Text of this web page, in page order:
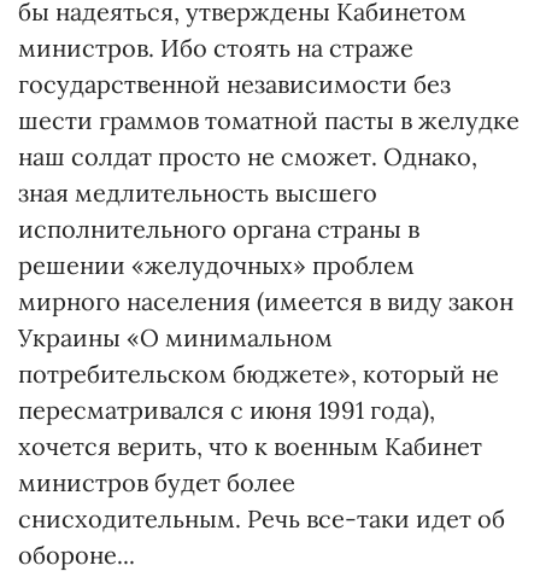
бы надеяться, утверждены Кабинетом
министров. Ибо стоять на страже
государственной независимости без
шести граммов томатной пасты в желудке
наш солдат просто не сможет. Однако,
зная медлительность высшего
исполнительного органа страны в
решении «желудочных» проблем
мирного населения (имеется в виду закон
Украины «О минимальном
потребительском бюджете», который не
пересматривался с июня 1991 года),
хочется верить, что к военным Кабинет
министров будет более
снисходительным. Речь все-таки идет об
обороне...